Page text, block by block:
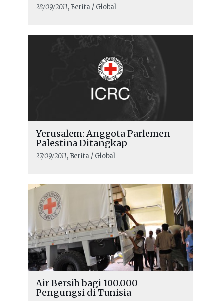
28/09/2011, Berita / Global
Yerusalem: Anggota Parlemen
Palestina Ditangkap
27/09/2011, Berita / Global
Air Bersih bagi 100.000
Pengungsi di Tunisia